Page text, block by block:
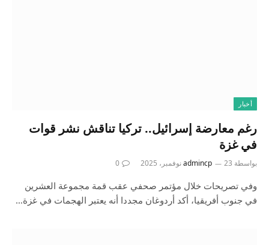
أخبار
رغم معارضة إسرائيل.. تركيا تناقش نشر قوات
في غزة
بواسطة admincp 23 نوفمبر، 2025 0
وفي تصريحات خلال مؤتمر صحفي عقب قمة مجموعة العشرين
في جنوب أفريقيا، أكد أردوغان مجددا أنه يعتبر الهجمات في غزة…